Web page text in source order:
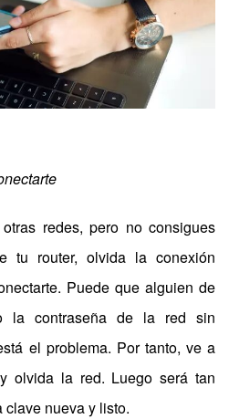
redes, pero no consigues
tu router, olvida la conexión
Puede que alguien de
la contraseña de la red sin
el problema. Por tanto, ve a
olvida la red. Luego será tan
nueva y listo.